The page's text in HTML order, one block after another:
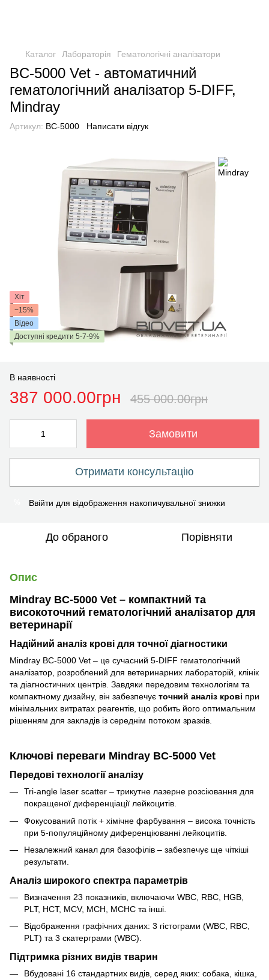
Каталог Лабораторія Гематологічні аналізатори
BC-5000 Vet - автоматичний
гематологічний аналізатор 5-DIFF,
Mindray
Артикул: BC-5000 Написати відгук
Хіт
−15%
Відео
Доступні кредити 5-7-9%
В наявності
387 000.00грн 455 000.00грн
Замовити
Отримати консультацію
Ввійти для відображення накопичувальної знижки
До обраного Порівняти
Опис
Mindray BC-5000 Vet – компактний та
високоточний гематологічний аналізатор для
ветеринарії
Надійний аналіз крові для точної діагностики
Mindray BC-5000 Vet – це сучасний 5-DIFF гематологічний
аналізатор, розроблений для ветеринарних лабораторій, клінік
та діагностичних центрів. Завдяки передовим технологіям та
компактному дизайну, він забезпечує точний аналіз крові при
мінімальних витратах реагентів, що робить його оптимальним
рішенням для закладів із середнім потоком зразків.
Ключові переваги Mindray BC-5000 Vet
Передові технології аналізу
Tri-angle laser scatter – трикутне лазерне розсіювання для
покращеної диференціації лейкоцитів.
Фокусований потік + хімічне фарбування – висока точність
при 5-популяційному диференціюванні лейкоцитів.
Незалежний канал для базофілів – забезпечує ще чіткіші
результати.
Аналіз широкого спектра параметрів
Визначення 23 показників, включаючи WBC, RBC, HGB,
PLT, HCT, MCV, MCH, MCHC та інші.
Відображення графічних даних: 3 гістограми (WBC, RBC,
PLT) та 3 скатерграми (WBC).
Підтримка різних видів тварин
Вбудовані 16 стандартних видів, серед яких: собака, кішка,